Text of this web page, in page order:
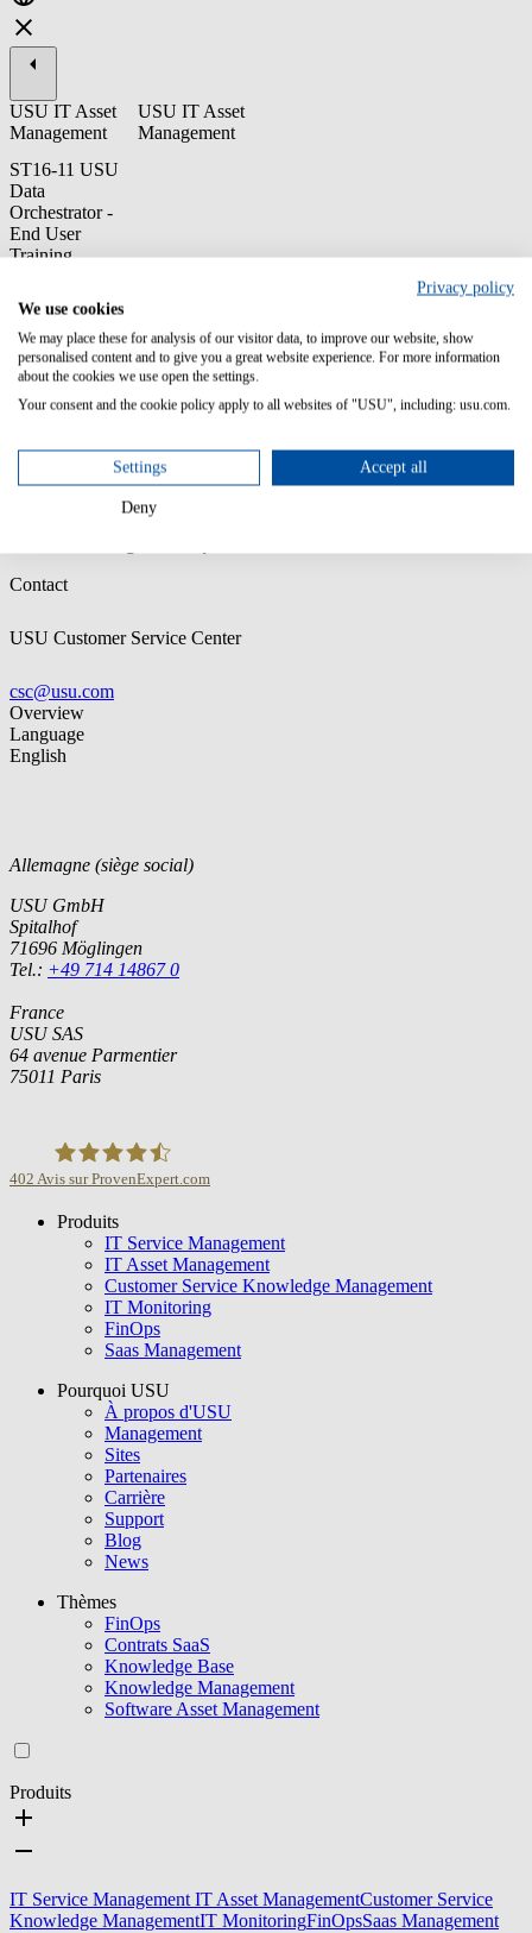
USU IT Asset
Management
ST16-11 USU
Data
Orchestrator -
End User
Training
USU IT Asset
Management
This core training enables users to understand and make use of the
overall USU Data Orchestrator functionality.
Content/Learning Objectives:
Understand the basic knowledge of USU Data Orchestrator
Learn the basics of the UI and discover what you can do with
Learn how to create data extractions, data transformations,
and automate workflows
Contact
USU Customer Service Center
csc@usu.com
Overview
Language
English
Allemagne (siège social)
USU GmbH
Spitalhof
71696 Möglingen
Tel.: +49 714 14867 0
France
USU SAS
64 avenue Parmentier
75011 Paris
USU GmbH
402 Avis sur ProvenExpert.com
Produits
IT Service Management
IT Asset Management
Customer Service Knowledge Management
IT Monitoring
FinOps
Saas Management
Pourquoi USU
À propos d'USU
Management
Sites
Partenaires
Carrière
Support
Blog
News
Thèmes
FinOps
Contrats SaaS
Knowledge Base
Knowledge Management
Software Asset Management
Produits
IT Service Management IT Asset ManagementCustomer Service
Knowledge ManagementIT MonitoringFinOpsSaas Management
Privacy policy
We use cookies
We may place these for analysis of our visitor data, to improve our website, show
personalised content and to give you a great website experience. For more information
about the cookies we use open the settings.
Your consent and the cookie policy apply to all websites of "USU", including: usu.com.
Settings Accept all
Deny